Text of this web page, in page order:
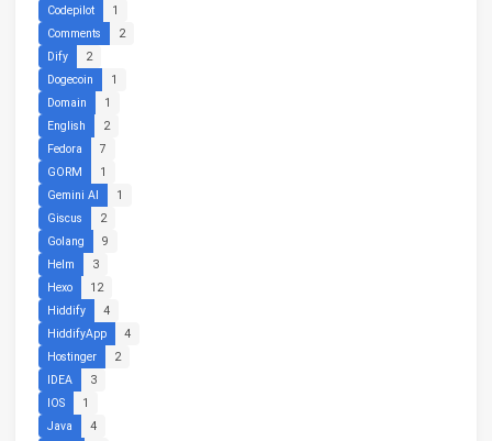
Codepilot
1
Comments
2
Dify
2
Dogecoin
1
Domain
1
English
2
Fedora
7
GORM
1
Gemini AI
1
Giscus
2
Golang
9
Helm
3
Hexo
12
Hiddify
4
HiddifyApp
4
Hostinger
2
IDEA
3
IOS
1
Java
4